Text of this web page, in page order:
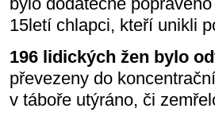
15letí chlapci, kteří unikli
196 lidických žen bylo
převezeny do
v táboře utýráno, či